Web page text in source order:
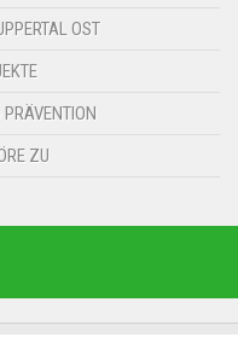
OST
ZU